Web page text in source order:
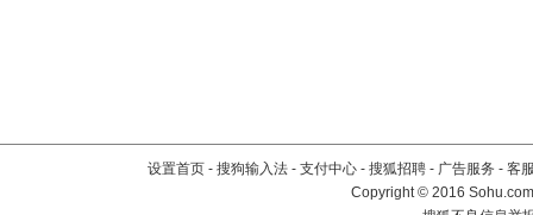
设置首页 - 搜狗输入法 - 支付中心 - 搜狐招聘 - 广告服务 - 客
Copyright©2016